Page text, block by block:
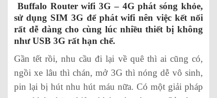
Buffalo Router wifi 3G – 4G phát sóng khỏe,
sử dụng SIM 3G để phát wifi nên việc kết nối
rất dễ dàng cho cùng lúc nhiều thiết bị không
như USB 3G rất hạn chế.
Gần tết rồi, nhu cầu đi lại về quê thì ai cũng có,
ngồi xe lâu thì chán, mở 3G thì nóng dễ vô sinh,
pin lại bị hút nhu hút máu nữa. Có một giải pháp